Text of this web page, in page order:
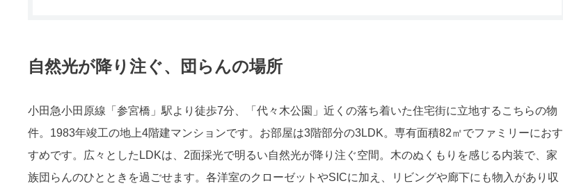
自然光が降り注ぐ、団らんの場所
小田急小田原線「参宮橋」駅より徒歩7分、「代々木公園」近くの落ち着いた住宅街に立地するこちらの物
件。1983年竣工の地上4階建マンションです。お部屋は3階部分の3LDK。専有面積82㎡でファミリーにおす
すめです。広々としたLDKは、2面採光で明るい自然光が降り注ぐ空間。木のぬくもりを感じる内装で、家
族団らんのひとときを過ごせます。各洋室のクローゼットやSICに加え、リビングや廊下にも物入があり収